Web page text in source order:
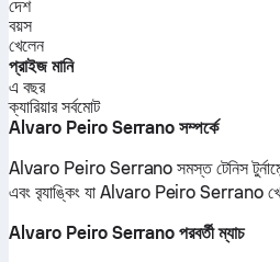
দেশ
বয়স
খেলেন
প্রাইজ মানি
এ বছর
ক্যারিয়ার সর্বমোট
Alvaro Peiro Serrano সম্পর্কে
Alvaro Peiro Serrano সমস্ত টেনিস
এবং ব়্যাঙ্কিং যা Alvaro Peiro Serrano
Alvaro Peiro Serrano পরবর্তী ম্যাচ